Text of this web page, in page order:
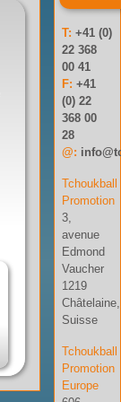
T:+41 (0)
22 368
00 41
F:+41
(0) 22
368 00
28
@:
Tchoukball
Promotion
3,
avenue
Edmond
Vaucher
1219
Châtelaine,
Suisse
Tchoukball
Promotion
Europe